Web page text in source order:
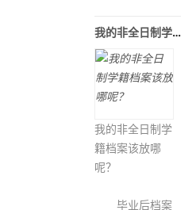
我的非全日制学籍档案该放哪呢？
我的非全日制学
籍档案该放哪
呢？
毕业后档案